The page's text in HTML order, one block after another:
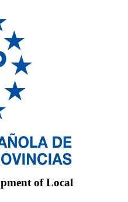
of Local